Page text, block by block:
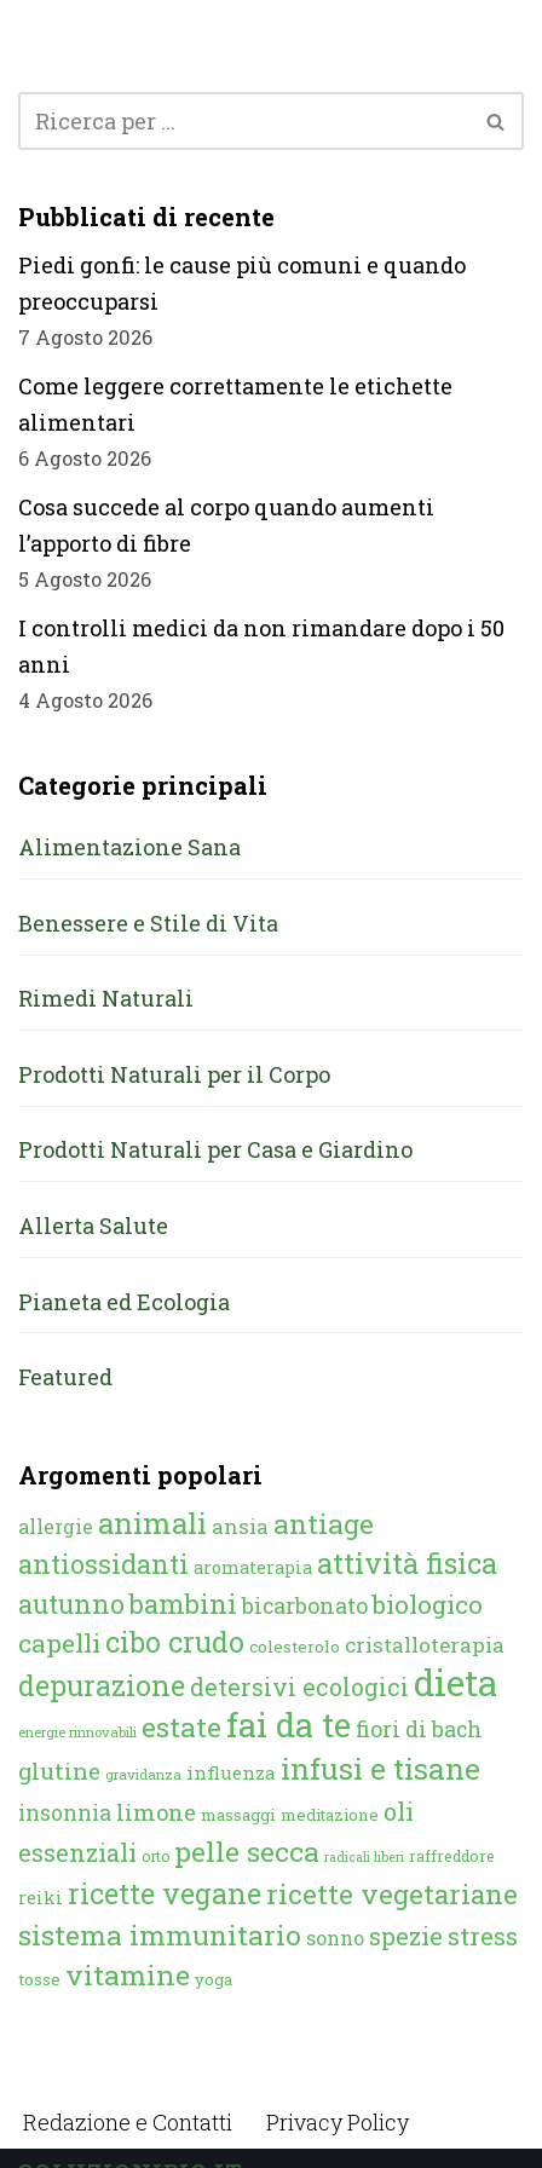
Pubblicati di recente
Piedi gonfi: le cause più comuni e quando
preoccuparsi
7 Agosto 2026
Come leggere correttamente le etichette
alimentari
6 Agosto 2026
Cosa succede al corpo quando aumenti
l’apporto di fibre
5 Agosto 2026
I controlli medici da non rimandare dopo i 50
anni
4 Agosto 2026
Categorie principali
Alimentazione Sana
Benessere e Stile di Vita
Rimedi Naturali
Prodotti Naturali per il Corpo
Prodotti Naturali per Casa e Giardino
Allerta Salute
Pianeta ed Ecologia
Featured
Argomenti popolari
allergie animali ansia antiage
antiossidanti aromaterapia attività fisica
autunnobambini bicarbonatobiologico
capelli cibo crudo colesterolo cristalloterapia
depurazione detersivi ecologici dieta
energie rinnovabili estate fai da te fiori di bach
glutine gravidanza influenza infusi e tisane
insonnia limone massaggi meditazione oli
essenziali orto pelle secca radicali liberi raffreddore
reiki ricette veganericette vegetariane
sistema immunitario sonno spezie stress
tosse vitamine yoga
Redazione e Contatti Privacy Policy